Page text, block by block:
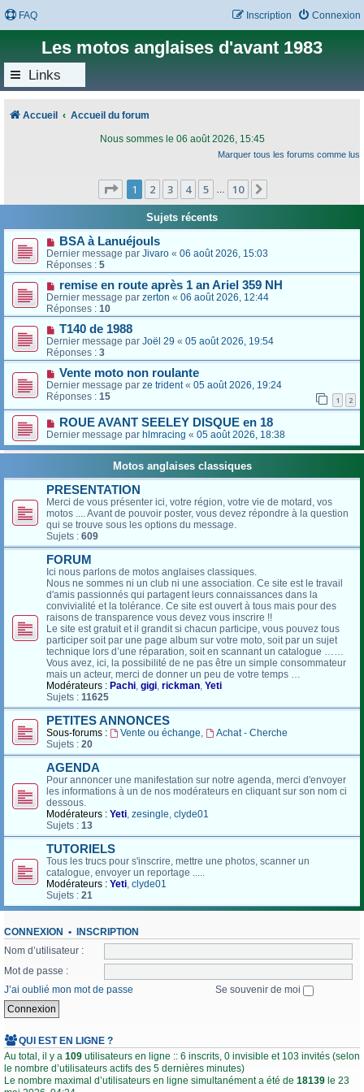
FAQ Connexion
Inscription
Les motos anglaises d'avant 1983
Links
Accueil Accueil du forum
Nous sommes le 06 août 2026, 15:45
Marquer tous les forums comme lus
Page 1sur
1 2 3 4 5 10
Sujets récents
BSA à Lanuéjouls
Dernier message par Jivaro « 06 août 2026, 15:03
Réponses : 5
remise en route après 1 an Ariel 359 NH
Dernier message par zerton « 06 août 2026, 12:44
Réponses : 10
T140 de 1988
Dernier message par Joël 29 « 05 août 2026, 19:54
Réponses : 3
Vente moto non roulante
Dernier message par ze trident« 05 août 2026, 19:24
Réponses : 15 1 2
ROUE AVANT SEELEY DISQUE en 18
Dernier message par hlmracing « 05 août 2026, 18:38
Motos anglaises classiques
PRESENTATION
Merci de vous présenter ici, votre région, votre vie de motard, vos
motos .... Avant de pouvoir poster, vous devez répondre à la question
qui se trouve sous les options du message.
Sujets : 609
FORUM
Ici nous parlons de motos anglaises classiques.
Nous ne sommes ni un club ni une association. Ce site est le travail
d'amis passionnés qui partagent leurs connaissances dans la
convivialité et la tolérance. Ce site est ouvert à tous mais pour des
raisons de transparence vous devez vous inscrire !!
Le site est gratuit et il grandit si chacun participe, vous pouvez tous
participer soit par une page album sur votre moto, soit par un sujet
technique lors d’une réparation, soit en scannant un catalogue ……
Vous avez, ici, la possibilité de ne pas être un simple consommateur
mais un acteur, merci de donner un peu de votre temps …
Modérateurs : Pachi, gigi, rickman, Yeti
Sujets : 11625
PETITES ANNONCES
Sous-forums : Vente ou échange,
Achat - Cherche
Sujets : 20
AGENDA
Pour annoncer une manifestation sur notre agenda, merci d'envoyer
les informations à un de nos modérateurs en cliquant sur son nom ci
dessous.
Modérateurs : Yeti, zesingle, clyde01
Sujets : 13
TUTORIELS
Tous les trucs pour s'inscrire, mettre une photos, scanner un
catalogue, envoyer un reportage .....
Modérateurs : Yeti, clyde01
Sujets : 21
CONNEXION • INSCRIPTION
Nom d’utilisateur :
Mot de passe :
J’ai oublié mon mot de passe
Se souvenir de moi
QUI EST EN LIGNE ?
Au total, il y a 109 utilisateurs en ligne :: 6 inscrits, 0 invisible et 103 invités (selon
le nombre d’utilisateurs actifs des 5 dernières minutes)
Le nombre maximal d’utilisateurs en ligne simultanément a été de 18139 le 23